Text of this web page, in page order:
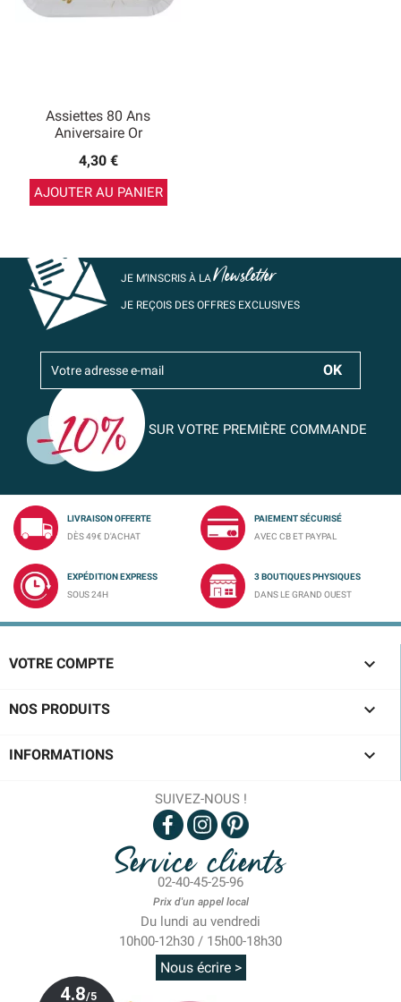
Assiettes 80 Ans
Aniversaire Or
4,30 €
AJOUTER AU PANIER
JE M’INSCRIS À LANewsletter
JE REÇOIS DES OFFRES EXCLUSIVES
SUR VOTRE PREMIÈRE COMMANDE
LIVRAISON OFFERTE
DÈS 49€ D'ACHAT
PAIEMENT SÉCURISÉ
AVEC CB ET PAYPAL
EXPÉDITION EXPRESS
SOUS 24H
3 BOUTIQUES PHYSIQUES
DANS LE GRAND OUEST
VOTRE COMPTE 
NOS PRODUITS 
INFORMATIONS 
SUIVEZ-NOUS !
Service clients
02-40-45-25-96
Prix d'un appel local
Du lundi au vendredi
10h00-12h30 / 15h00-18h30
Nous écrire >